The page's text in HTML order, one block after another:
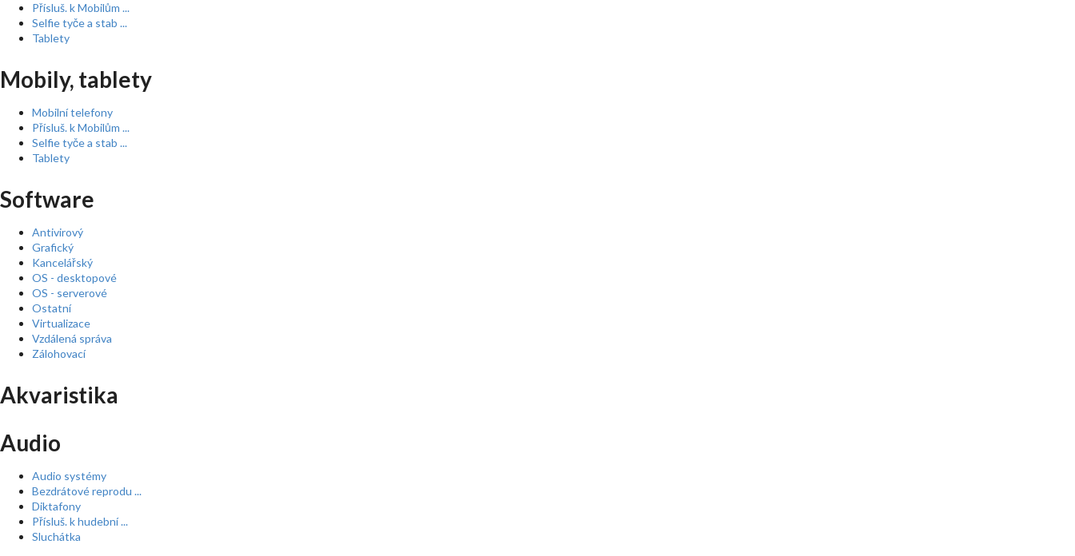
Přísluš. k Mobilům ...
Selfie tyče a stab ...
Tablety
Mobily, tablety
Mobilní telefony
Přísluš. k Mobilům ...
Selfie tyče a stab ...
Tablety
Software
Antivirový
Grafický
Kancelářský
OS - desktopové
OS - serverové
Ostatní
Virtualizace
Vzdálená správa
Zálohovací
Akvaristika
Audio
Audio systémy
Bezdrátové reprodu ...
Diktafony
Přísluš. k hudební ...
Sluchátka